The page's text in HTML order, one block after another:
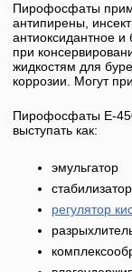
Пирофосфаты
антипирены,
антиоксидантное
при
жидкостям для
коррозии. Могут
Пирофосфаты Е-
выступать как:
эмульгатор
стабилизатор
регулятор